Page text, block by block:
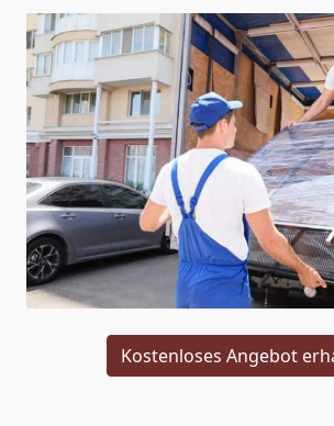
Kostenloses Angebot